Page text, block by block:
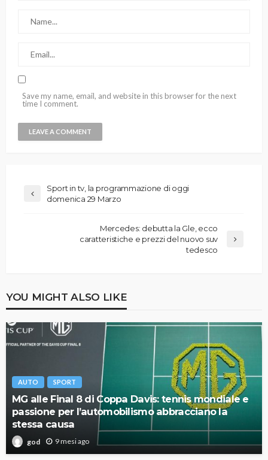
Save my name, email, and website in this browser for the next
time I comment.
Sport in tv, la programmazione di oggi
domenica 29 Marzo
Mercedes: debutta la Gle, ecco
caratteristiche e prezzi del nuovo suv
tedesco
YOU MIGHT ALSO LIKE
AUTO SPORT
MG alle Final 8 di Coppa Davis: tennis mondiale e
passione per l’automobilismo abbracciano la
stessa causa
god 9 mesi ago